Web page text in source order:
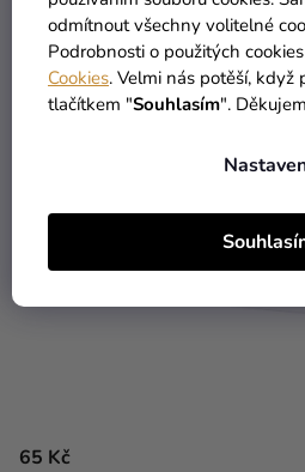
odmítnout všechny volitelné
Podrobnosti o použitých
Cookies. Velmi nás potěší, když
tlačítkem "Souhlasím".
65 Kč